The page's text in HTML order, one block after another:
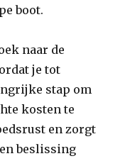
boot.
naar de
je tot
stap om
kosten te
en zorgt
beslissing